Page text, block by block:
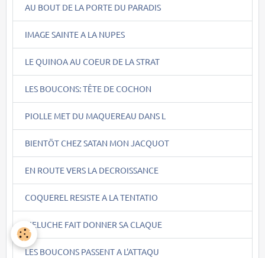
AU BOUT DE LA PORTE DU PARADIS
IMAGE SAINTE A LA NUPES
LE QUINOA AU COEUR DE LA STRAT
LES BOUCONS: TÊTE DE COCHON
PIOLLE MET DU MAQUEREAU DANS L
BIENTÖT CHEZ SATAN MON JACQUOT
EN ROUTE VERS LA DECROISSANCE
COQUEREL RESISTE A LA TENTATIO
MELUCHE FAIT DONNER SA CLAQUE
LES BOUCONS PASSENT A L'ATTAQU